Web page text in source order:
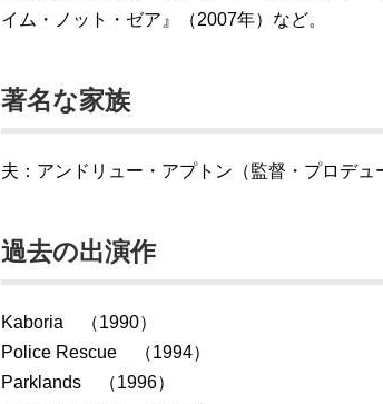
イム・ノット・ゼア』（2007年）など。
著名な家族
夫：アンドリュー・アプトン（監督・プロデュ
過去の出演作
Kaboria （1990）
Police Rescue （1994）
Parklands （1996）